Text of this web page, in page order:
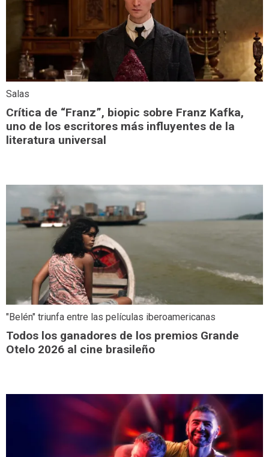
Salas
Crítica de “Franz”, biopic sobre Franz Kafka,
uno de los escritores más influyentes de la
literatura universal
"Belén" triunfa entre las películas iberoamericanas
Todos los ganadores de los premios Grande
Otelo 2026 al cine brasileño